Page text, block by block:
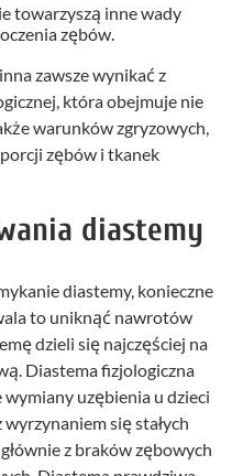
towarzyszą inne wady
zębów.
zawsze wynikać z
która obejmuje nie
warunków zgryzowych,
zębów i tkanek
diastemy
diastemy, konieczne
to uniknąć nawrotów
dzieli się najczęściej na
Diastema fizjologiczna
uzębienia u dzieci
się stałych
z braków zębowych